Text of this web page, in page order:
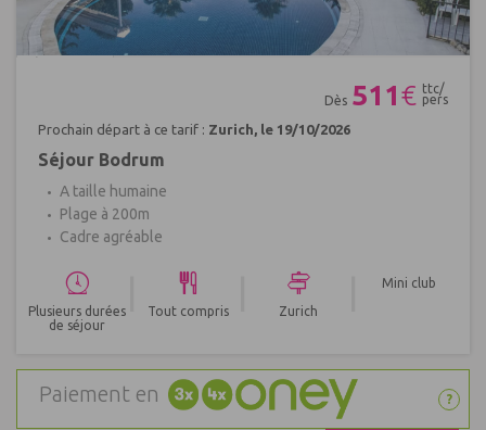
Dès 511€ ttc/
pers
Prochain départ à ce tarif : Zurich, le 19/10/2026
Séjour Bodrum
A taille humaine
Plage à 200m
Cadre agréable
Plusieurs durées
de séjour
Tout compris Zurich
Mini club
Paiement en ?